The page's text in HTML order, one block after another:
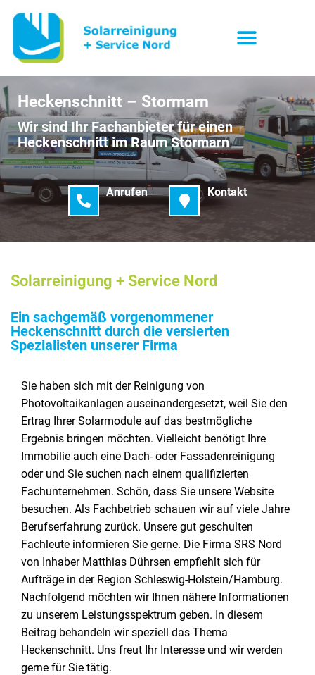
Heckenschnitt – Stormarn
Wir sind Ihr Fachanbieter für einen
Heckenschnitt im Raum Stormarn
Anrufen Kontakt
Solarreinigung + Service Nord
Ein sachgemäß vorgenommener
Heckenschnitt durch die versierten
Spezialisten unserer Firma
Sie haben sich mit der Reinigung von
Photovoltaikanlagen auseinandergesetzt, weil Sie den
Ertrag Ihrer Solarmodule auf das bestmögliche
Ergebnis bringen möchten. Vielleicht benötigt Ihre
Immobilie auch eine Dach- oder Fassadenreinigung
oder und Sie suchen nach einem qualifizierten
Fachunternehmen. Schön, dass Sie unsere Website
besuchen. Als Fachbetrieb schauen wir auf viele Jahre
Berufserfahrung zurück. Unsere gut geschulten
Fachleute informieren Sie gerne. Die Firma SRS Nord
von Inhaber Matthias Dührsen empfiehlt sich für
Aufträge in der Region Schleswig-Holstein/Hamburg.
Nachfolgend möchten wir Ihnen nähere Informationen
zu unserem Leistungsspektrum geben. In diesem
Beitrag behandeln wir speziell das Thema
Heckenschnitt. Uns freut Ihr Interesse und wir werden
gerne für Sie tätig.